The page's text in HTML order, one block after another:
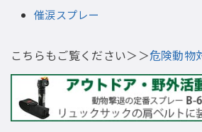
催涙スプレー
こちらもご覧ください＞＞危険動物